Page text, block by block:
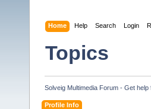
Home Help Search Login
Topics
Solveig Multimedia Forum - Get
Profile Info